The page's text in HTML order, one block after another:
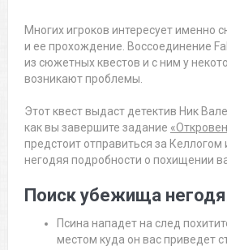
Многих игроков интересует именно
и ее прохождение. Воссоединение
из сюжетных квестов и с ним у
возникают проблемы.
Этот квест выдаст детектив Ник
как вы завершите задание
предстоит отправиться за Келлогом
негодяя подробности о похищении
Поиск убежища
Псина нападет на след
местом куда он вас приведет